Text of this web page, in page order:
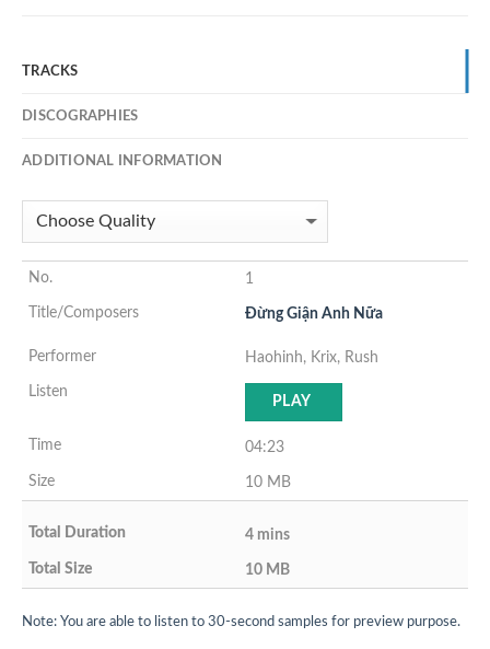
TRACKS
DISCOGRAPHIES
ADDITIONAL INFORMATION
1
Đừng Giận Anh Nữa
Haohinh, Krix, Rush
PLAY
04:23
10 MB
4 mins
10 MB
Note: You are able to listen to 30-second samples for preview purpose.